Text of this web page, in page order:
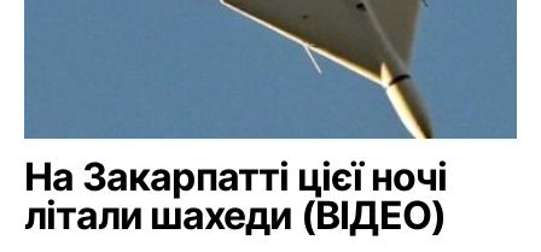
На Закарпатті цієї ночі
літали шахеди (ВІДЕО)